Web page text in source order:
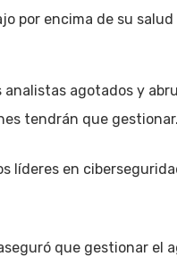
por encima de su salud
agotados y
tendrán que gestionar.
líderes en
que gestionar el